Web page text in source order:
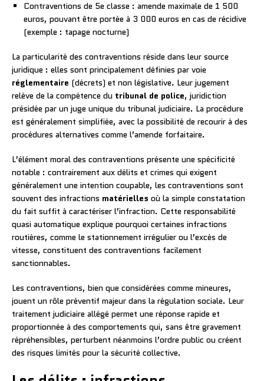
Contraventions de 5e classe : amende maximale de 1 500
euros, pouvant être portée à 3 000 euros en cas de récidive
(exemple : tapage nocturne)
La particularité des contraventions réside dans leur source
juridique : elles sont principalement définies par voie
réglementaire (décrets) et non législative. Leur jugement
relève de la compétence du tribunal de police, juridiction
présidée par un juge unique du tribunal judiciaire. La procédure
est généralement simplifiée, avec la possibilité de recourir à des
procédures alternatives comme l’amende forfaitaire.
L’élément moral des contraventions présente une spécificité
notable : contrairement aux délits et crimes qui exigent
généralement une intention coupable, les contraventions sont
souvent des infractions matérielles où la simple constatation
du fait suffit à caractériser l’infraction. Cette responsabilité
quasi automatique explique pourquoi certaines infractions
routières, comme le stationnement irrégulier ou l’excès de
vitesse, constituent des contraventions facilement
sanctionnables.
Les contraventions, bien que considérées comme mineures,
jouent un rôle préventif majeur dans la régulation sociale. Leur
traitement judiciaire allégé permet une réponse rapide et
proportionnée à des comportements qui, sans être gravement
répréhensibles, perturbent néanmoins l’ordre public ou créent
des risques limités pour la sécurité collective.